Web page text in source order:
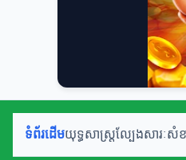
ទំព័រដើមយុទ្ធសាស្ត្រល្បែងសារៈសំ